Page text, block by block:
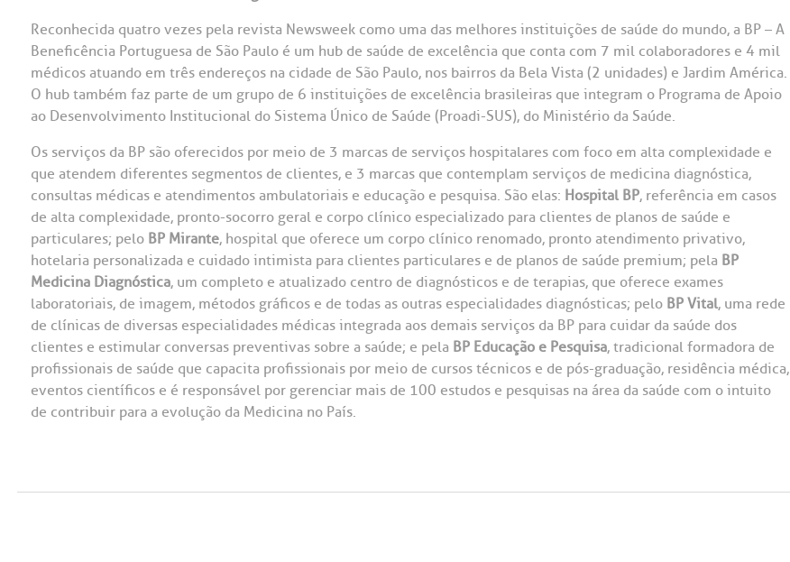
Reconhecida quatro vezes pela revista Newsweek como uma das melhores instituições de saúde do mundo, a BP – A
Beneficência Portuguesa de São Paulo é um hub de saúde de excelência que conta com 7 mil colaboradores e 4 mil
médicos atuando em três endereços na cidade de São Paulo, nos bairros da Bela Vista (2 unidades) e Jardim América.
O hub também faz parte de um grupo de 6 instituições de excelência brasileiras que integram o Programa de Apoio
ao Desenvolvimento Institucional do Sistema Único de Saúde (Proadi-SUS), do Ministério da Saúde.
Os serviços da BP são oferecidos por meio de 3 marcas de serviços hospitalares com foco em alta complexidade e
que atendem diferentes segmentos de clientes, e 3 marcas que contemplam serviços de medicina diagnóstica,
consultas médicas e atendimentos ambulatoriais e educação e pesquisa. São elas: Hospital BP, referência em casos
de alta complexidade, pronto-socorro geral e corpo clínico especializado para clientes de planos de saúde e
particulares; pelo BP Mirante, hospital que oferece um corpo clínico renomado, pronto atendimento privativo,
hotelaria personalizada e cuidado intimista para clientes particulares e de planos de saúde premium; pela BP
Medicina Diagnóstica, um completo e atualizado centro de diagnósticos e de terapias, que oferece exames
laboratoriais, de imagem, métodos gráficos e de todas as outras especialidades diagnósticas; pelo BP Vital, uma rede
de clínicas de diversas especialidades médicas integrada aos demais serviços da BP para cuidar da saúde dos
clientes e estimular conversas preventivas sobre a saúde; e pela BP Educação e Pesquisa, tradicional formadora de
profissionais de saúde que capacita profissionais por meio de cursos técnicos e de pós-graduação, residência médica,
eventos científicos e é responsável por gerenciar mais de 100 estudos e pesquisas na área da saúde com o intuito
de contribuir para a evolução da Medicina no País.